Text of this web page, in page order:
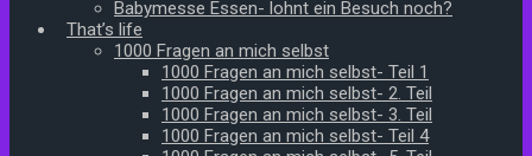
Babymesse Essen- lohnt ein Besuch noch?
That’s life
1000 Fragen an mich selbst
1000 Fragen an mich selbst- Teil 1
1000 Fragen an mich selbst- 2. Teil
1000 Fragen an mich selbst- 3. Teil
1000 Fragen an mich selbst- Teil 4